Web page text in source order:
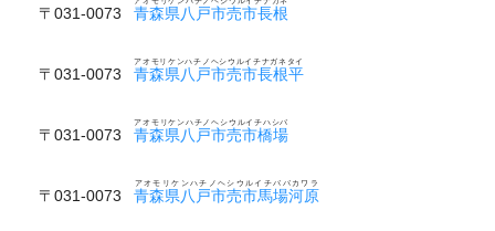
〒031-0073 青森県八戸市売市長根
〒031-0073 青森県八戸市売市長根平
アオモリケンハチノヘシウルイチナガネタイ
〒031-0073 青森県八戸市売市橋場
アオモリケンハチノヘシウルイチハシバ
〒031-0073 青森県八戸市売市馬場河原
アオモリケンハチノヘシウルイチババカワラ